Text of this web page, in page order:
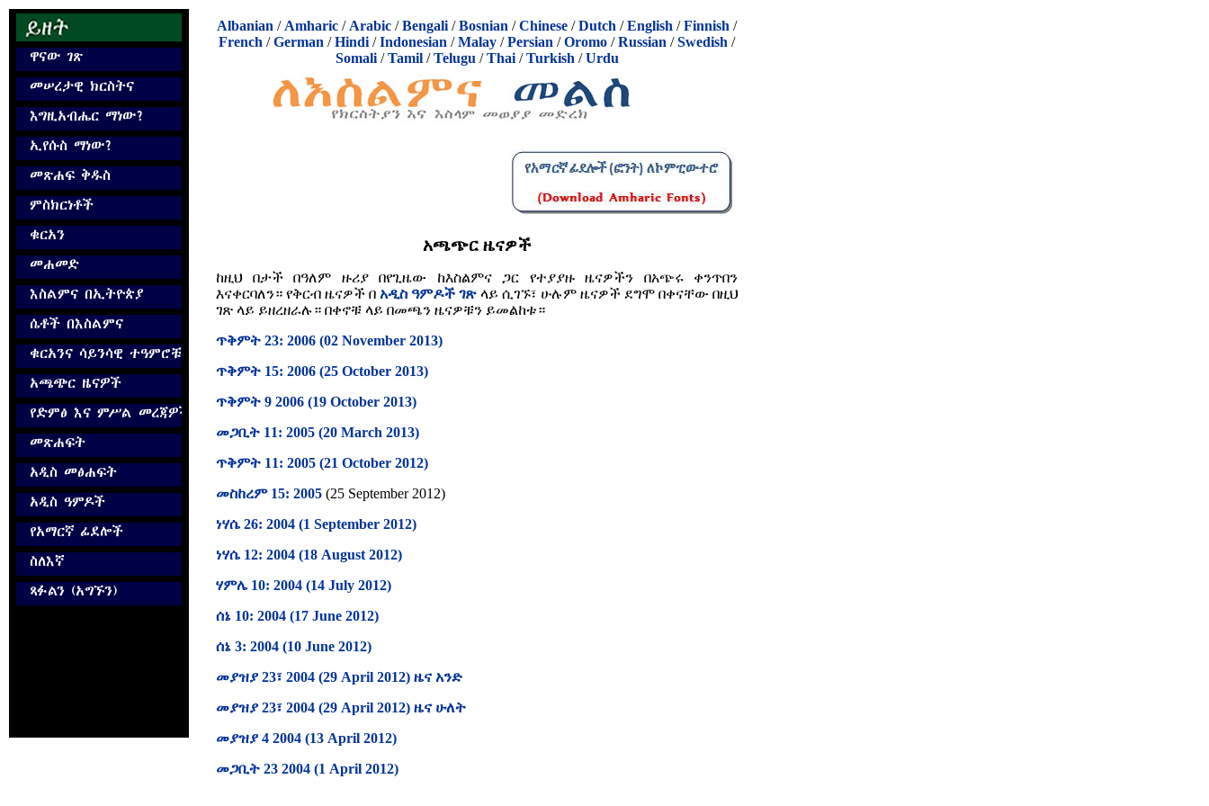
Albanian / Amharic / Arabic /Bengali /Bosnian /Chinese /Dutch /English /Finnish /
French /German /Hindi /Indonesian /Malay /Persian /Oromo /Russian /Swedish /
Somali/Tamil/Telugu /Thai/Turkish /Urdu
አጫጭር ዜናዎች
ከዚህ በታች በዓለም ዙሪያ በየጊዜው ከእስልምና ጋር የተያያዙ ዜናዎችን በአጭሩ ቀንጥበን
እናቀርባለን። የቅርብ ዜናዎች በአዲስ ዓምዶች ገጽላይ ሲገኙ፣ ሁሉም ዜናዎች ደግሞ በቀናቸው በዚህ
ገጽ ላይ ይዘረዘራሉ። በቀኖቹ ላይ በመጫን ዜናዎቹን ይመልከቱ።
ጥቅምት 23: 2006 (02 November 2013)
ጥቅምት 15: 2006 (25 October 2013)
ጥቅምት 9 2006 (19 October 2013)
መጋቢት 11: 2005 (20 March 2013)
ጥቅምት 11: 2005 (21 October 2012)
መስከረም 15: 2005 (25 September 2012)
ነሃሴ 26: 2004 (1 September 2012)
ነሃሴ 12: 2004 (18 August 2012)
ሃምሌ 10: 2004 (14 July 2012)
ሰኔ 10: 2004 (17 June 2012)
ሰኔ 3: 2004 (10 June 2012)
መያዝያ 23፣ 2004 (29 April 2012) ዜና አንድ
መያዝያ 23፣ 2004 (29 April 2012) ዜና ሁለት
መያዝያ 4 2004 (13 April 2012)
መጋቢት 23 2004 (1 April 2012)